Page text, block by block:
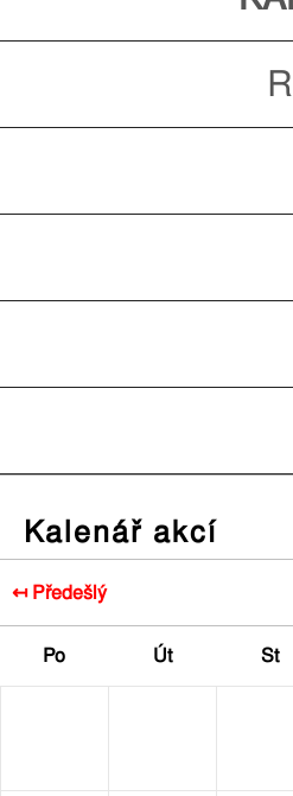
Kalenář akcí
↤ Předešlý
Po Út St